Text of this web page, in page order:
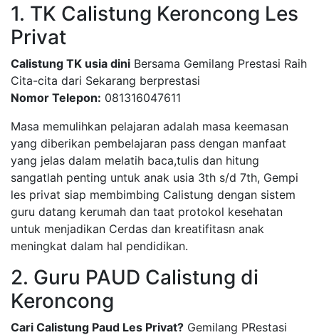
1. TK Calistung Keroncong Les
Privat
Calistung TK usia dini Bersama Gemilang Prestasi Raih
Cita-cita dari Sekarang berprestasi
Nomor Telepon: 081316047611
Masa memulihkan pelajaran adalah masa keemasan
yang diberikan pembelajaran pass dengan manfaat
yang jelas dalam melatih baca,tulis dan hitung
sangatlah penting untuk anak usia 3th s/d 7th, Gempi
les privat siap membimbing Calistung dengan sistem
guru datang kerumah dan taat protokol kesehatan
untuk menjadikan Cerdas dan kreatifitasn anak
meningkat dalam hal pendidikan.
2. Guru PAUD Calistung di
Keroncong
Cari Calistung Paud Les Privat? Gemilang PRestasi